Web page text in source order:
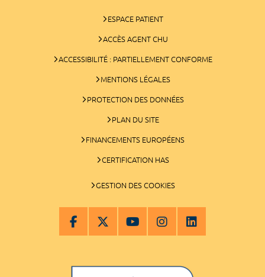
ESPACE PATIENT
ACCÈS AGENT CHU
ACCESSIBILITÉ : PARTIELLEMENT CONFORME
MENTIONS LÉGALES
PROTECTION DES DONNÉES
PLAN DU SITE
FINANCEMENTS EUROPÉENS
CERTIFICATION HAS
GESTION DES COOKIES